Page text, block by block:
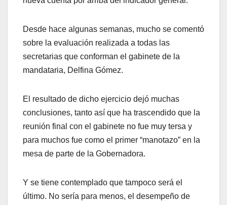
Desde hace algunas semanas, mucho se comentó
sobre la evaluación realizada a todas las
secretarias que conforman el gabinete de la
mandataria, Delfina Gómez.
El resultado de dicho ejercicio dejó muchas
conclusiones, tanto así que ha trascendido que la
reunión final con el gabinete no fue muy tersa y
para muchos fue como el primer “manotazo” en la
mesa de parte de la Gobernadora.
Y se tiene contemplado que tampoco será el
último. No sería para menos, el desempeño de